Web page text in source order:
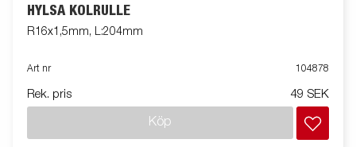
HYLSA KÖLRULLE
R16x1,5mm, L:204mm
Art nr 104878
Rek. pris 49 SEK
Köp